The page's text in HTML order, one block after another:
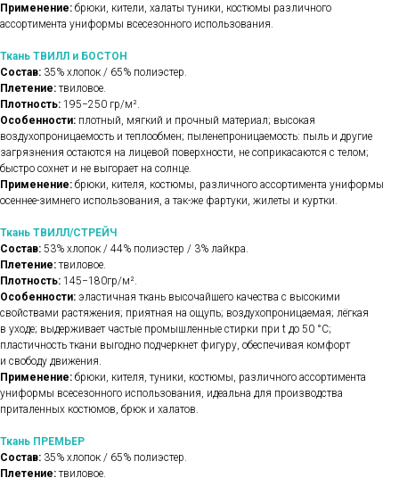
Применение: брюки, кители, халаты туники, костюмы различного
ассортимента униформы всесезонного использования.
Ткань ТВИЛЛ и БОСТОН
Состав: 35% хлопок / 65% полиэстер.
Плетение: твиловое.
Плотность: 195−250 гр/м².
Особенности: плотный, мягкий и прочный материал; высокая
воздухопроницаемость и теплообмен; пыленепроницаемость: пыль и другие
загрязнения остаются на лицевой поверхности, не соприкасаются с телом;
быстро сохнет и не выгорает на солнце.
Применение: брюки, кителя, костюмы, различного ассортимента униформы
осеннее-зимнего использования, а так-же фартуки, жилеты и куртки.
Ткань ТВИЛЛ/СТРЕЙЧ
Состав: 53% хлопок / 44% полиэстер / 3% лайкра.
Плетение: твиловое.
Плотность: 145−180гр/м².
Особенности: эластичная ткань высочайшего качества с высокими
свойствами растяжения; приятная на ощупь; воздухопроницаемая; лёгкая
в уходе; выдерживает частые промышленные стирки при t до 50 °C;
пластичность ткани выгодно подчеркнет фигуру, обеспечивая комфорт
и свободу движения.
Применение: брюки, кителя, туники, костюмы, различного ассортимента
униформы всесезонного использования, идеальна для производства
приталенных костюмов, брюк и халатов.
Ткань ПРЕМЬЕР
Состав: 35% хлопок / 65% полиэстер.
Плетение: твиловое.